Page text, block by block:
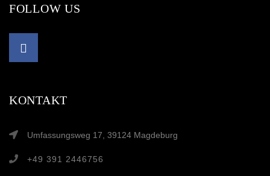
FOLLOW US
KONTAKT
Umfassungsweg 17, 39124 Magdeburg
+49 391 2446756